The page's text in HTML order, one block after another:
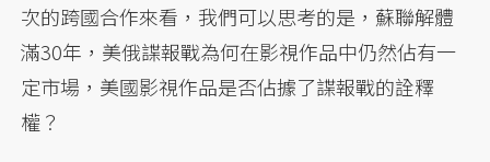
次的跨國合作來看，我們可以思考的是，蘇聯解體
滿30年，美俄諜報戰為何在影視作品中仍然佔有一
定市場，美國影視作品是否佔據了諜報戰的詮釋
權？